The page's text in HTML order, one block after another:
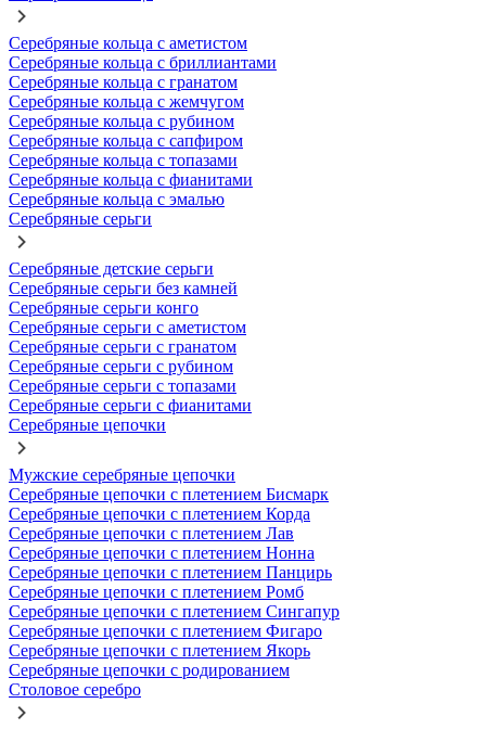
Серебряные кольца с аметистом
Серебряные кольца с бриллиантами
Серебряные кольца с гранатом
Серебряные кольца с жемчугом
Серебряные кольца с рубином
Серебряные кольца с сапфиром
Серебряные кольца с топазами
Серебряные кольца с фианитами
Серебряные кольца с эмалью
Серебряные серьги
Серебряные детские серьги
Серебряные серьги без камней
Серебряные серьги конго
Серебряные серьги с аметистом
Серебряные серьги с гранатом
Серебряные серьги с рубином
Серебряные серьги с топазами
Серебряные серьги с фианитами
Серебряные цепочки
Мужские серебряные цепочки
Серебряные цепочки с плетением Бисмарк
Серебряные цепочки с плетением Корда
Серебряные цепочки с плетением Лав
Серебряные цепочки с плетением Нонна
Серебряные цепочки с плетением Панцирь
Серебряные цепочки с плетением Ромб
Серебряные цепочки с плетением Сингапур
Серебряные цепочки с плетением Фигаро
Серебряные цепочки с плетением Якорь
Серебряные цепочки с родированием
Столовое серебро